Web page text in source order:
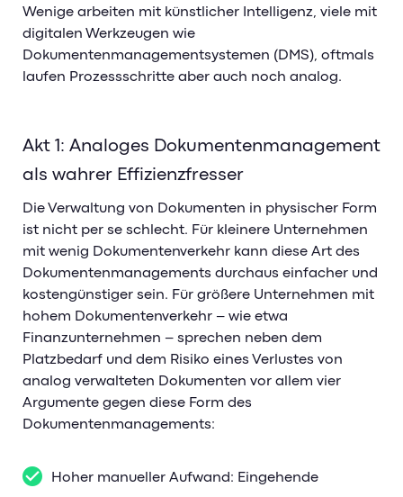
Wenige arbeiten mit künstlicher Intelligenz, viele mit
digitalen Werkzeugen wie
Dokumentenmanagementsystemen (DMS), oftmals
laufen Prozessschritte aber auch noch analog.
Akt 1: Analoges Dokumentenmanagement
als wahrer Effizienzfresser
Die Verwaltung von Dokumenten in physischer Form
ist nicht per se schlecht. Für kleinere Unternehmen
mit wenig Dokumentenverkehr kann diese Art des
Dokumentenmanagements durchaus einfacher und
kostengünstiger sein. Für größere Unternehmen mit
hohem Dokumentenverkehr – wie etwa
Finanzunternehmen – sprechen neben dem
Platzbedarf und dem Risiko eines Verlustes von
analog verwalteten Dokumenten vor allem vier
Argumente gegen diese Form des
Dokumentenmanagements:
Hoher manueller Aufwand: Eingehende